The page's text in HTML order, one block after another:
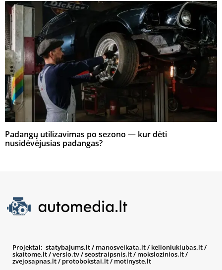
Padangų utilizavimas po sezono — kur dėti
nusidėvėjusias padangas?
Projektai: statybajums.lt/ manosveikata.lt/ kelioniuklubas.lt/
skaitome.lt/verslo.tv/seostraipsnis.lt/ mokslozinios.lt/
zvejosapnas.lt/ protobokstai.lt/ motinyste.lt